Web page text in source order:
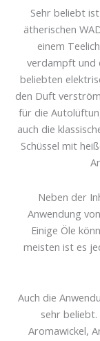
Sehr beliebt
ätherischen
einem
verdampft und
beliebten
den Duft
für die
auch die
Schüssel mit
Neben der
Anwendung
Einige Öle
meisten ist es
Auch die
sehr
Aromawickel,